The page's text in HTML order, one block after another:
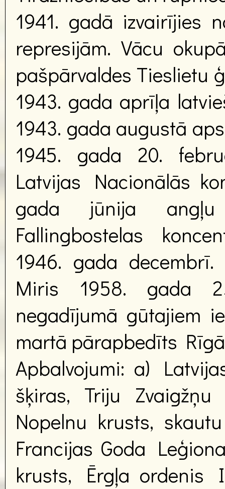
1941. gadā izvairījies
represijām. Vācu
pašpārvaldes Tieslietu
1943. gada aprīļa
1943. gada augustā
1945. gada 20.
Latvijas Nacionālās
gada jūnija angļu
Fallingbostelas
1946. gada decembrī.
Miris 1958. gada
negadījumā gūtajiem
martā pārapbedīts
Apbalvojumi: a)
šķiras, Triju
Nopelnu krusts,
Francijas Goda
krusts, Ērgļa ordenis